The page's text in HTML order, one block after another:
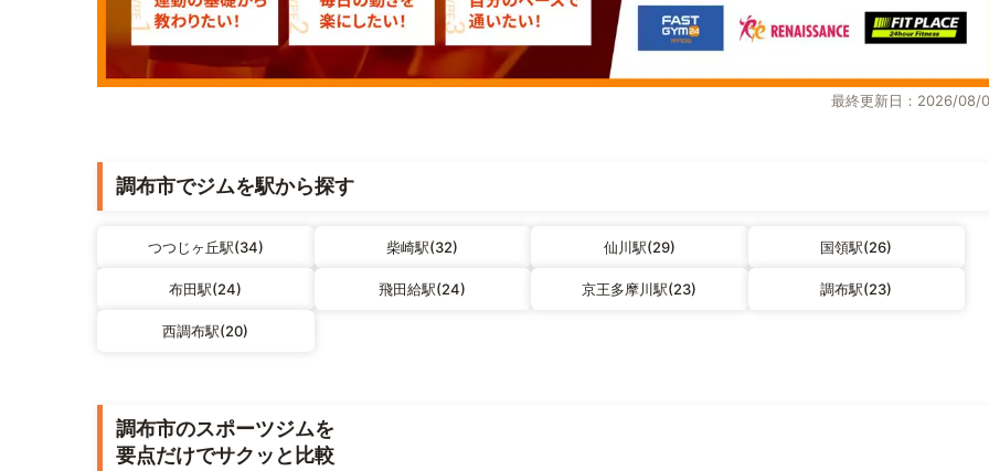
最終更新日：2026/08/
調布市でジムを駅から探す
つつじヶ丘駅(34) 柴崎駅(32) 仙川駅(29) 国領駅(26)
布田駅(24) 飛田給駅(24) 京王多摩川駅(23) 調布駅(23)
西調布駅(20)
調布市のスポーツジムを
要点だけでサクッと比較